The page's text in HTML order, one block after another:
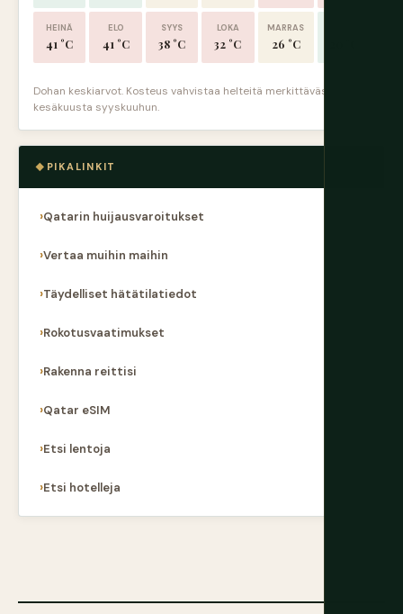
HEINÄ
41 °C
ELO
41 °C
SYYS
38 °C
LOKA
32 °C
MARRAS
26 °C
Dohan keskiarvot. Kosteus vahvistaa helteitä merkittävästi
kesäkuusta syyskuuhun.
PIKALINKIT
Qatarin huijausvaroitukset
Vertaa muihin maihin
Täydelliset hätätilatiedot
Rokotusvaatimukset
Rakenna reittisi
Qatar eSIM
Etsi lentoja
Etsi hotelleja